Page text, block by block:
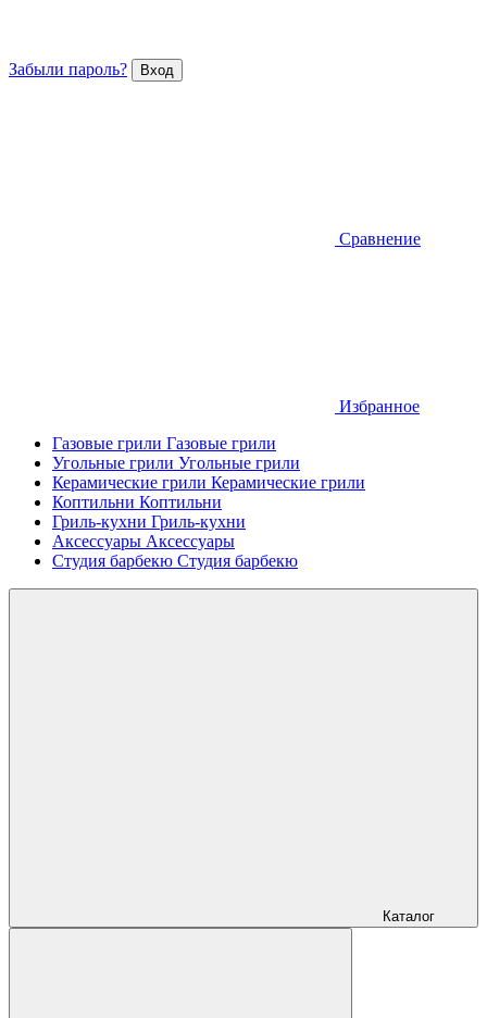
Забыли пароль?
Сравнение
Избранное
Газовые грили Газовые грили
Угольные грили Угольные грили
Керамические грили Керамические грили
Коптильни Коптильни
Гриль-кухни Гриль-кухни
Аксессуары Аксессуары
Студия барбекю Студия барбекю
Каталог